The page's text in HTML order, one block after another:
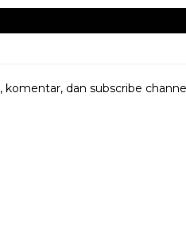
komentar, dan subscribe